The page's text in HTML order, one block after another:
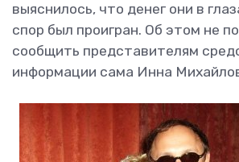
выяснилось, что денег они в
спор был проигран. Об этом не
сообщить представителям
информации сама Инна